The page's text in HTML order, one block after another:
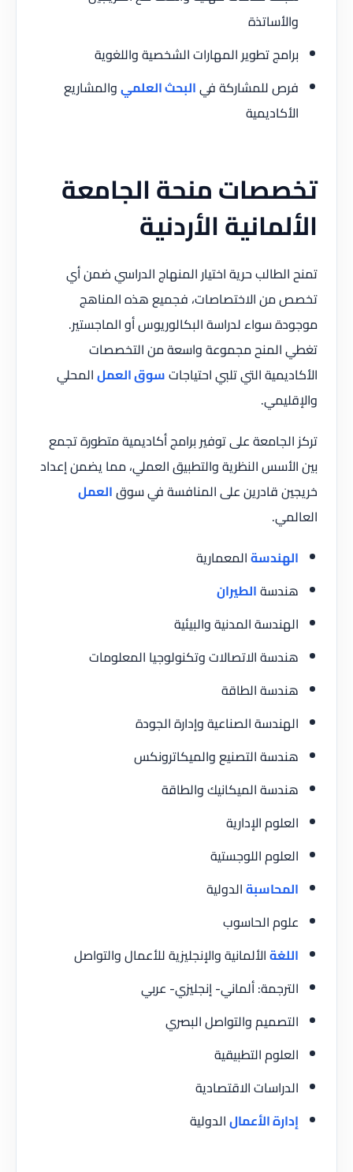
والأساتذة
برامج تطوير المهارات الشخصية واللغوية
فرص للمشاركة فيالبحث العلميوالمشاريع
الأكاديمية
تخصصات منحة الجامعة
الألمانية الأردنية
تمنح الطالب حرية اختيار المنهاج الدراسي ضمن أي
تخصص من الاختصاصات، فجميع هذه المناهج
موجودة سواء لدراسة البكالوريوس أو الماجستير.
تغطي المنح مجموعة واسعة من التخصصات
الأكاديمية التي تلبي احتياجاتسوق العملالمحلي
والإقليمي.
تركز الجامعة على توفير برامج أكاديمية متطورة تجمع
بين الأسس النظرية والتطبيق العملي، مما يضمن إعداد
خريجين قادرين على المنافسة في سوقالعمل
العالمي.
الهندسةالمعمارية
هندسةالطيران
الهندسة المدنية والبيئية
هندسة الاتصالات وتكنولوجيا المعلومات
هندسة الطاقة
الهندسة الصناعية وإدارة الجودة
هندسة التصنيع والميكاترونكس
هندسة الميكانيك والطاقة
العلوم الإدارية
العلوم اللوجستية
المحاسبةالدولية
علوم الحاسوب
اللغةالألمانية والإنجليزية للأعمال والتواصل
الترجمة: ألماني- إنجليزي- عربي
التصميم والتواصل البصري
العلوم التطبيقية
الدراسات الاقتصادية
إدارة الأعمالالدولية